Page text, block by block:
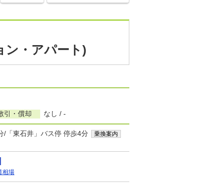
ン・アパート)
引・償却 なし / -
/「東石井」バス停 停歩4分
乗換案内
相場